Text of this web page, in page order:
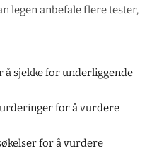
legen anbefale flere tester,
sjekke for underliggende
for å vurdere
for å vurdere